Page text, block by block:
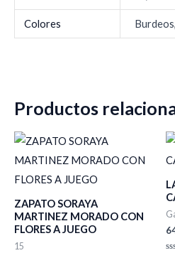
Colores
Productos
ZAPATO SORAYA
MARTINEZ MORADO CON
FLORES A JUEGO
15